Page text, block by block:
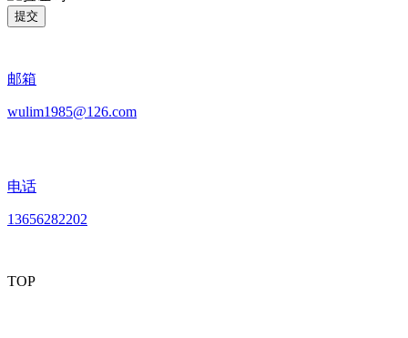
提交
邮箱
wulim1985@126.com
电话
13656282202
TOP